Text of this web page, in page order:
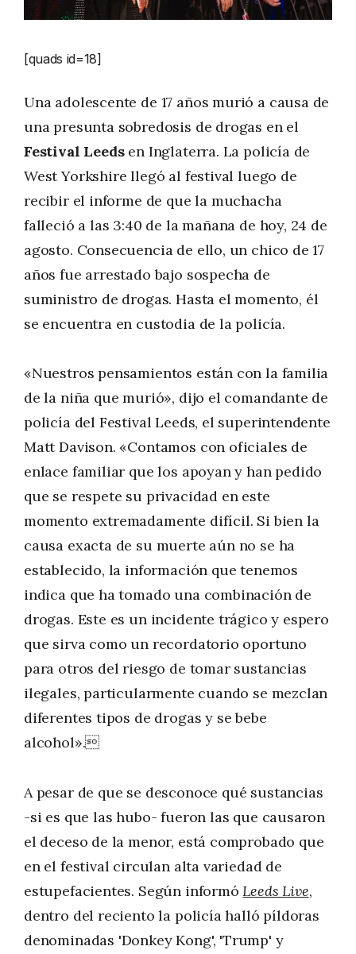
[quads id=18]
Una adolescente de 17 años murió a causa de
una presunta sobredosis de drogas en el
Festival Leedsen Inglaterra. La policía de
West Yorkshire llegó al festival luego de
recibir el informe de que la muchacha
falleció a las 3:40 de la mañana de hoy, 24 de
agosto. Consecuencia de ello, un chico de 17
años fue arrestado bajo sospecha de
suministro de drogas. Hasta el momento, él
se encuentra en custodia de la policía.
«Nuestros pensamientos están con la familia
de la niña que murió», dijo el comandante de
policía del Festival Leeds, el superintendente
Matt Davison. «Contamos con oficiales de
enlace familiar que los apoyan y han pedido
que se respete su privacidad en este
momento extremadamente difícil. Si bien la
causa exacta de su muerte aún no se ha
establecido, la información que tenemos
indica que ha tomado una combinación de
drogas. Este es un incidente trágico y espero
que sirva como un recordatorio oportuno
para otros del riesgo de tomar sustancias
ilegales, particularmente cuando se mezclan
diferentes tipos de drogas y se bebe
alcohol».
A pesar de que se desconoce qué sustancias
-si es que las hubo- fueron las que causaron
el deceso de la menor, está comprobado que
en el festival circulan alta variedad de
estupefacientes. Según informóLeeds Live,
dentro del reciento la policía halló píldoras
denominadas 'Donkey Kong', 'Trump' y